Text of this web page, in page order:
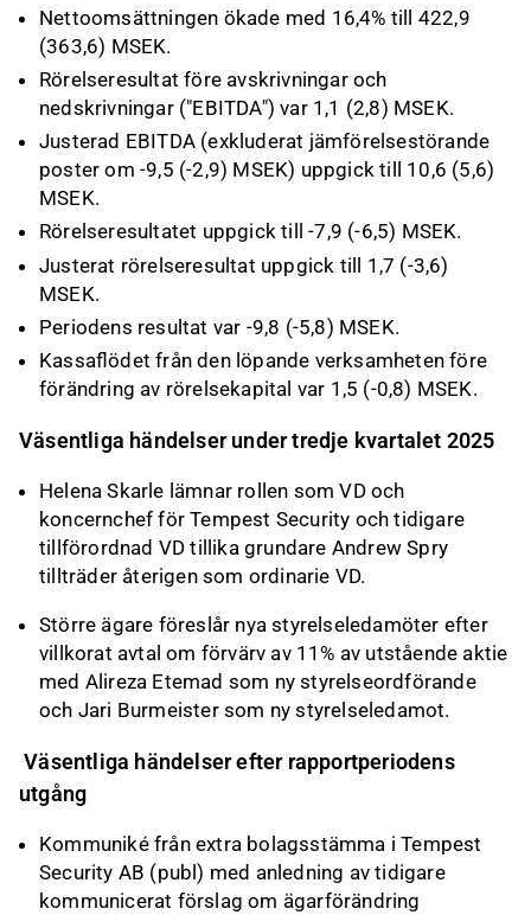
Nettoomsättningen ökade med 16,4% till 422,9
(363,6) MSEK.
Rörelseresultat före avskrivningar och
nedskrivningar ("EBITDA") var 1,1 (2,8) MSEK.
Justerad EBITDA (exkluderat jämförelsestörande
poster om -9,5 (-2,9) MSEK) uppgick till 10,6 (5,6)
MSEK.
Rörelseresultatet uppgick till -7,9 (-6,5) MSEK.
Justerat rörelseresultat uppgick till 1,7 (-3,6)
MSEK.
Periodens resultat var -9,8 (-5,8) MSEK.
Kassaflödet från den löpande verksamheten före
förändring av rörelsekapital var 1,5 (-0,8) MSEK.
Väsentliga händelser under tredje kvartalet 2025
Helena Skarle lämnar rollen som VD och
koncernchef för Tempest Security och tidigare
tillförordnad VD tillika grundare Andrew Spry
tillträder återigen som ordinarie VD.
Större ägare föreslår nya styrelseledamöter efter
villkorat avtal om förvärv av 11% av utstående aktie
med Alireza Etemad som ny styrelseordförande
och Jari Burmeister som ny styrelseledamot.
Väsentliga händelser efter rapportperiodens
utgång
Kommuniké från extra bolagsstämma i Tempest
Security AB (publ) med anledning av tidigare
kommunicerat förslag om ägarförändring